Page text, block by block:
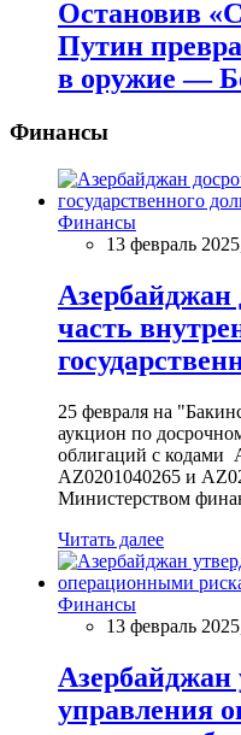
Остановив
Путин
в оружие —
Финансы
Финансы
13 февраль
Азербайджан
часть
25 февраля на
аукцион по
облигаций с кодами
AZ0201040265 и
Министерством
Читать далее
Финансы
13 февраль
Азербайджан
управления